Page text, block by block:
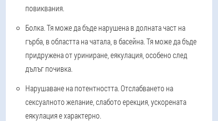
повиквания.
Болка.Тя може да бъде нарушена в долната част на
гърба, в областта на чатала, в басейна. Тя може да бъде
придружена от уриниране, еякулация, особено след
дълъг почивка.
Нарушаване на потентността.Отслабването на
сексуалното желание, слабото ерекция, ускорената
еякулация е характерно.